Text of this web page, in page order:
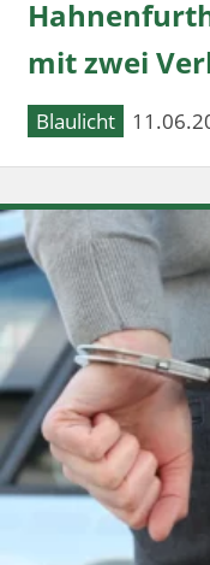
mit zwei
Blaulicht